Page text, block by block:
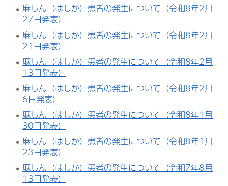
麻しん（はしか）患者の発生について（令和8年2月
27日発表）
麻しん（はしか）患者の発生について（令和8年2月
21日発表）
麻しん（はしか）患者の発生について（令和8年2月
13日発表）
麻しん（はしか）患者の発生について（令和8年2月
6日発表）
麻しん（はしか）患者の発生について（令和8年1月
30日発表）
麻しん（はしか）患者の発生について（令和8年1月
23日発表）
麻しん（はしか）患者の発生について（令和7年8月
13日発表）